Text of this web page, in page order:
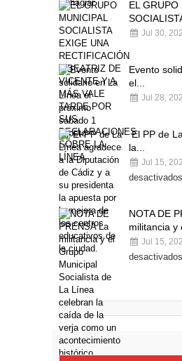
EL GRUPO
Jul 30,
Evento
el...
Jul 28,
El PP de
la...
Jul 15,
desactivados
NOTA DE
militancia y
Jul 15,
desactivados